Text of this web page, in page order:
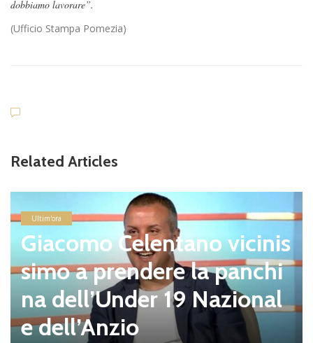
dobbiamo lavorare”.
(Ufficio Stampa Pomezia)
Related Articles
Ultim'ora
Giacomo Celentano vicinis
simo a prendere la panchi
na dell’Under 19 Nazional
e dell’Anzio